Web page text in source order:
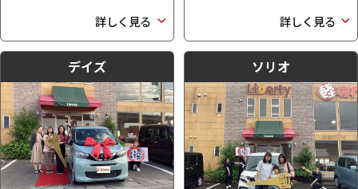
詳しく見る 詳しく見る
デイズ ソリオ